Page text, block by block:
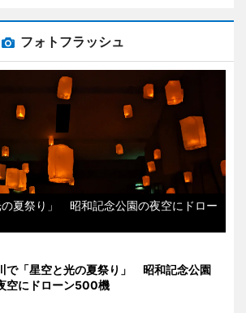
フォトフラッシュ
の夏祭り」 昭和記念公園の夜空にドロー
で「星空と光の夏祭り」 昭和記念公園
空にドローン500機